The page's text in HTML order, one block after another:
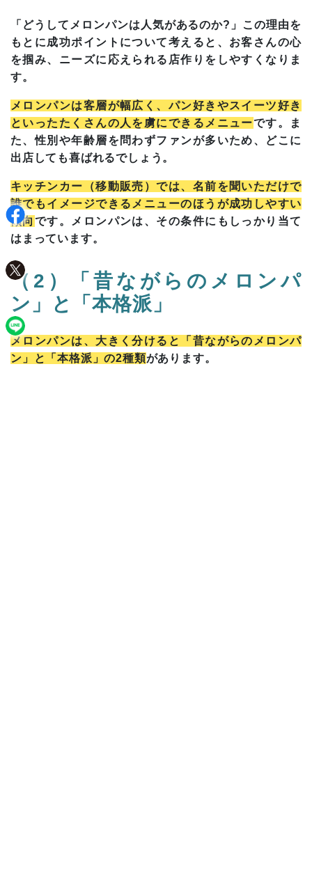
「どうしてメロンパンは人気があるのか?」この理由を
もとに成功ポイントについて考えると、お客さんの心
を掴み、ニーズに応えられる店作りをしやすくなりま
す。
メロンパンは客層が幅広く、パン好きやスイーツ好き
といったたくさんの人を虜にできるメニューです。ま
た、性別や年齢層を問わずファンが多いため、どこに
出店しても喜ばれるでしょう。
キッチンカー（移動販売）では、名前を聞いただけで
誰でもイメージできるメニューのほうが成功しやすい
傾向 です。メロンパンは、その条件にもしっかり当て
はまっています。
（2）「昔ながらのメロンパ
ン」と「本格派」
メロンパンは、大きく分けると「昔ながらのメロンパ
ン」と「本格派」の2種類があります。